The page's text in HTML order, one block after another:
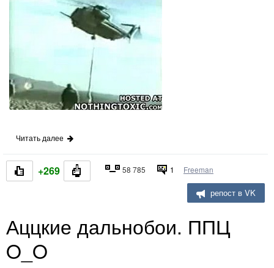
Читать далее
+269 58 785 1 Freeman
репост в VK
Аццкие дальнобои. ППЦ
O_O